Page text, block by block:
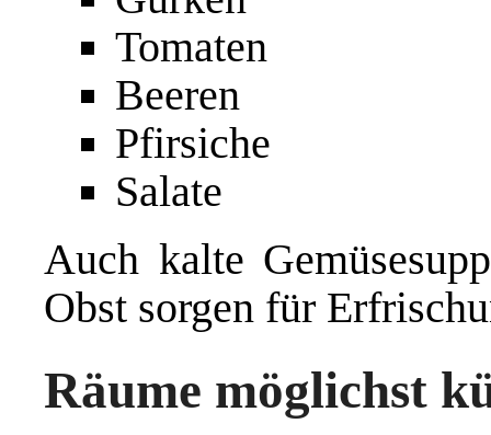
Tomaten
Beeren
Pfirsiche
Salate
Auch kalte
Obst sorgen für
Räume möglichst